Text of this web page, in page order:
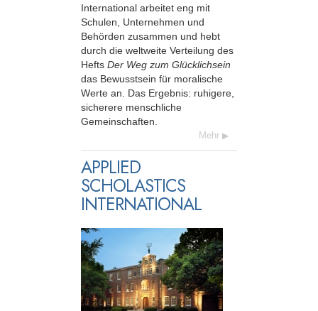
International arbeitet eng mit
Schulen, Unternehmen und
Behörden zusammen und hebt
durch die weltweite Verteilung des
Hefts Der Weg zum Glücklichsein
das Bewusstsein für moralische
Werte an. Das Ergebnis: ruhigere,
sicherere menschliche
Gemeinschaften.
Mehr
APPLIED
SCHOLASTICS
INTERNATIONAL